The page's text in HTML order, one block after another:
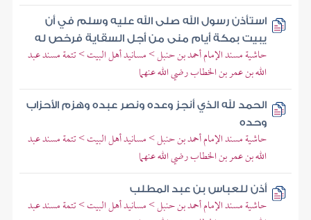
استأذن رسول الله صلى الله عليه وسلم في أن
يبيت بمكة أيام منى من أجل السقاية فرخص له
حاشية مسند الإمام أحمد بن حنبل > مسانيد أهل البيت > تتمة مسند عبد
الله بن عمر بن الخطاب رضي الله عنهما
الحمد لله الذي أنجز وعده ونصر عبده وهزم الأحزاب
وحده
حاشية مسند الإمام أحمد بن حنبل > مسانيد أهل البيت > تتمة مسند عبد
الله بن عمر بن الخطاب رضي الله عنهما
أذن للعباس بن عبد المطلب
حاشية مسند الإمام أحمد بن حنبل > مسانيد أهل البيت > تتمة مسند عبد